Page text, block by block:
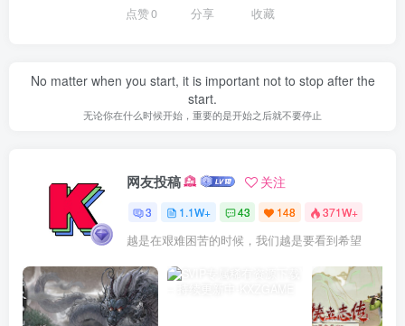
点赞0 分享 收藏
No matter when you start, it is important not to stop after the
start.
无论你在什么时候开始，重要的是开始之后就不要停止
网友投稿 关注
3 1.1W+ 43 148 371W+
越是在艰难困苦的时候，我们越是要看到希望